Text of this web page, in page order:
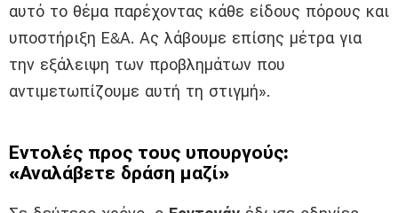
αυτό το θέμα παρέχοντας κάθε είδους πόρους και
υποστήριξη Ε&Α. Ας λάβουμε επίσης μέτρα για
την εξάλειψη των προβλημάτων που
αντιμετωπίζουμε αυτή τη στιγμή».
Εντολές προς τους υπουργούς:
«Αναλάβετε δράση μαζί»